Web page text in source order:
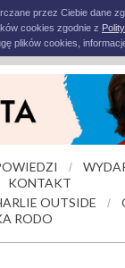
przez Ciebie dane
cookies zgodnie z
plików cookies,
/
KONTAKT
OUTSIDE /
RODO